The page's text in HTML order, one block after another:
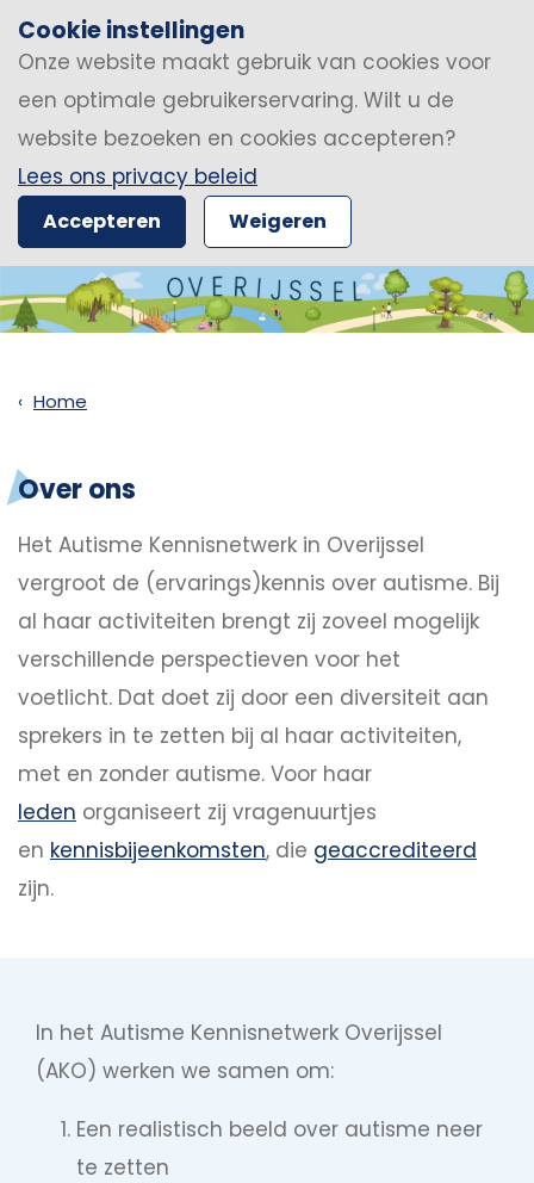
Cookie instellingen
Onze website maakt gebruik van cookies voor
een optimale gebruikerservaring. Wilt u de
website bezoeken en cookies accepteren?
Lees ons privacy beleid
Accepteren Weigeren
Home
Over ons
Het Autisme Kennisnetwerk in Overijssel
vergroot de (ervarings)kennis over autisme. Bij
al haar activiteiten brengt zij zoveel mogelijk
verschillende perspectieven voor het
voetlicht. Dat doet zij door een diversiteit aan
sprekers in te zetten bij al haar activiteiten,
met en zonder autisme. Voor haar
leden organiseert zij vragenuurtjes
en kennisbijeenkomsten, die geaccrediteerd
zijn.
In het Autisme Kennisnetwerk Overijssel
(AKO) werken we samen om:
Een realistisch beeld over autisme neer
te zetten